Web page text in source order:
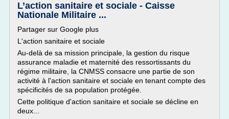
L’action sanitaire et sociale - Caisse
Nationale Militaire ...
Partager sur Google plus
L'action sanitaire et sociale
Au-delà de sa mission principale, la gestion du risque
assurance maladie et maternité des ressortissants du
régime militaire, la CNMSS consacre une partie de son
activité à l'action sanitaire et sociale en tenant compte des
spécificités de sa population protégée.
Cette politique d'action sanitaire et sociale se décline en
deux...